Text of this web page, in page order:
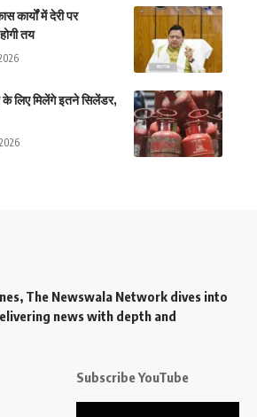
कार्यों में देरी पर
तय
के लिए मिलेंगे इतने सिलेंडर,
The Newswala Network dives into
news with depth and
Subscribe YouTube